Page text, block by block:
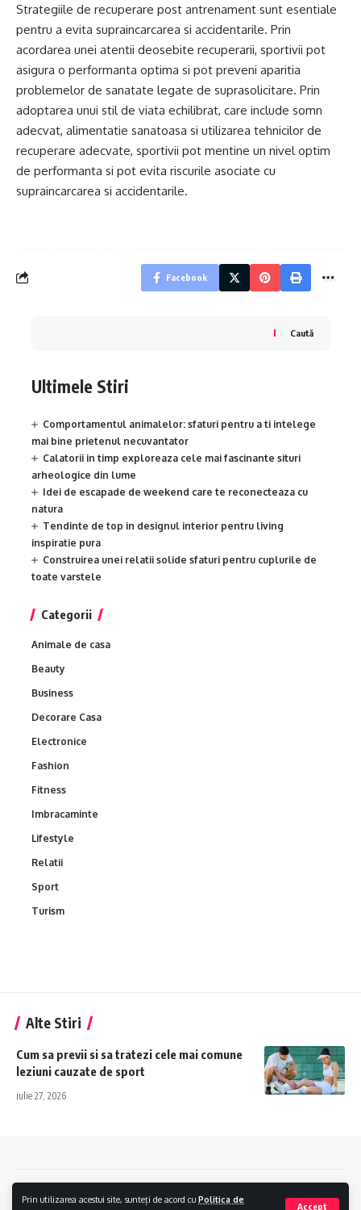
Prin utilizarea acestui site, sunteți de acord cu Politica de
Accept
Strategiile de recuperare post antrenament sunt esentiale
pentru a evita supraincarcarea si accidentarile. Prin
acordarea unei atentii deosebite recuperarii, sportivii pot
asigura o performanta optima si pot preveni aparitia
problemelor de sanatate legate de suprasolicitare. Prin
adoptarea unui stil de viata echilibrat, care include somn
adecvat, alimentatie sanatoasa si utilizarea tehnicilor de
recuperare adecvate, sportivii pot mentine un nivel optim
de performanta si pot evita riscurile asociate cu
supraincarcarea si accidentarile.
Facebook
Caută
Ultimele Stiri
Comportamentul animalelor: sfaturi pentru a ti intelege
mai bine prietenul necuvantator
Calatorii in timp exploreaza cele mai fascinante situri
arheologice din lume
Idei de escapade de weekend care te reconecteaza cu
natura
Tendinte de top in designul interior pentru living
inspiratie pura
Construirea unei relatii solide sfaturi pentru cuplurile de
toate varstele
Categorii
Animale de casa
Beauty
Business
Decorare Casa
Electronice
Fashion
Fitness
Imbracaminte
Lifestyle
Relatii
Sport
Turism
Alte Stiri
Cum sa previi si sa tratezi cele mai comune
leziuni cauzate de sport
iulie 27, 2026